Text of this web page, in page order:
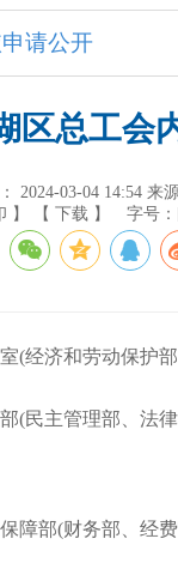
请公开
区总工会
2024-03-04 14:54 来
】
【 下载 】 字号
(经济和劳动保护
(民主管理部、法
障部(财务部、经